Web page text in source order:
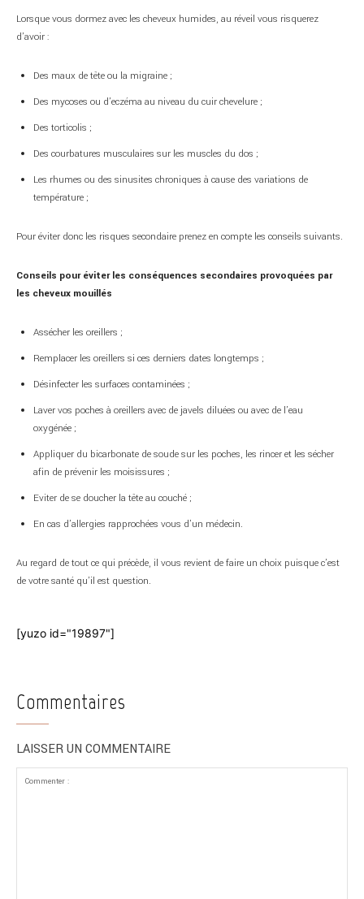
Lorsque vous dormez avec les cheveux humides, au réveil vous risquerez
d’avoir :
Des maux de tête ou la migraine ;
Des mycoses ou d’eczéma au niveau du cuir chevelure ;
Des torticolis ;
Des courbatures musculaires sur les muscles du dos ;
Les rhumes ou des sinusites chroniques à cause des variations de
température ;
Pour éviter donc les risques secondaire prenez en compte les conseils suivants.
Conseils pour éviter les conséquences secondaires provoquées par
les cheveux mouillés
Assécher les oreillers ;
Remplacer les oreillers si ces derniers dates longtemps ;
Désinfecter les surfaces contaminées ;
Laver vos poches à oreillers avec de javels diluées ou avec de l’eau
oxygénée ;
Appliquer du bicarbonate de soude sur les poches, les rincer et les sécher
afin de prévenir les moisissures ;
Eviter de se doucher la tête au couché ;
En cas d’allergies rapprochées vous d’un médecin.
Au regard de tout ce qui précède, il vous revient de faire un choix puisque c’est
de votre santé qu’il est question.
[yuzo id="19897"]
Commentaires
LAISSER UN COMMENTAIRE